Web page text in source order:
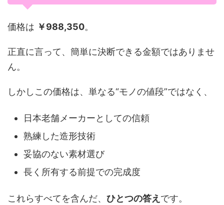
価格は ￥988,350。
正直に言って、簡単に決断できる金額ではありませ
ん。
しかしこの価格は、単なる“モノの値段”ではなく、
日本老舗メーカーとしての信頼
熟練した造形技術
妥協のない素材選び
長く所有する前提での完成度
これらすべてを含んだ、 ひとつの答え です。